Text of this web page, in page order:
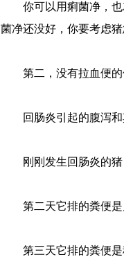
你可以用痢菌净，也
菌净还没好，你要考虑猪
第二，没有拉血便的
回肠炎引起的腹泻和
刚刚发生回肠炎的猪
第二天它排的粪便是
第三天它排的粪便是